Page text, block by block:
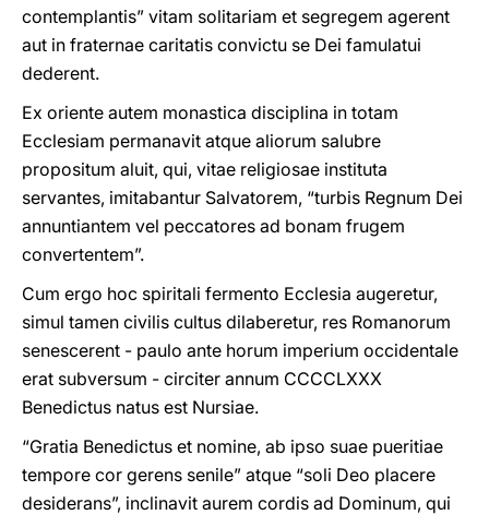
contemplantis” vitam solitariam et segregem agerent
aut in fraternae caritatis convictu se Dei famulatui
dederent.
Ex oriente autem monastica disciplina in totam
Ecclesiam permanavit atque aliorum salubre
propositum aluit, qui, vitae religiosae instituta
servantes, imitabantur Salvatorem, “turbis Regnum Dei
annuntiantem vel peccatores ad bonam frugem
convertentem”.
Cum ergo hoc spiritali fermento Ecclesia augeretur,
simul tamen civilis cultus dilaberetur, res Romanorum
senescerent - paulo ante horum imperium occidentale
erat subversum - circiter annum CCCCLXXX
Benedictus natus est Nursiae.
“Gratia Benedictus et nomine, ab ipso suae pueritiae
tempore cor gerens senile” atque “soli Deo placere
desiderans”, inclinavit aurem cordis ad Dominum, qui